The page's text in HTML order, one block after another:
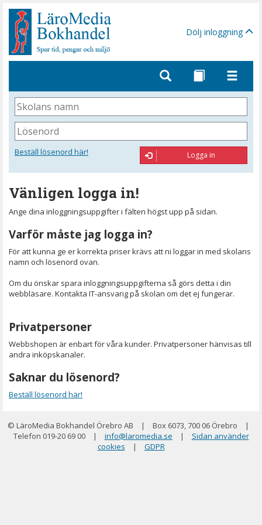
Gå
sidinnehåll
Dölj inloggning
Skolans
namn
Lösenord
Beställ lösenord här! Logga in
Vänligen logga in!
Ange dina inloggningsuppgifter i fälten högst upp på sidan.
Varför måste jag logga in?
För att kunna ge er korrekta priser krävs att ni loggar in med skolans
namn och lösenord ovan.
Om du önskar spara inloggningsuppgifterna så görs detta i din
webbläsare. Kontakta IT-ansvarig på skolan om det ej fungerar.
Privatpersoner
Webbshopen är enbart för våra kunder. Privatpersoner hänvisas till
andra inköpskanaler.
Saknar du lösenord?
Beställ lösenord här!
© LäroMedia Bokhandel Örebro AB | Box 6073, 700 06 Örebro
|
Telefon 019-20 69 00
| info@laromedia.se |
Sidan använder
cookies
| GDPR